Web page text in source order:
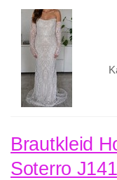
Brautkleid
Soterro